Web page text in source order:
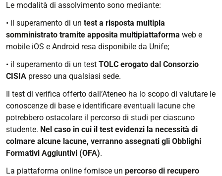
Le modalità di assolvimento sono mediante:
• il superamento di un test a risposta multipla
somministrato tramite apposita multipiattaforma web e
mobile iOS e Android resa disponibile da Unife;
• il superamento di un test TOLC erogato dal Consorzio
CISIA presso una qualsiasi sede.
Il test di verifica offerto dall’Ateneo ha lo scopo di valutare le
conoscenze di base e identificare eventuali lacune che
potrebbero ostacolare il percorso di studi per ciascuno
studente. Nel caso in cui il test evidenzi la necessità di
colmare alcune lacune, verranno assegnati gli Obblighi
Formativi Aggiuntivi (OFA).
La piattaforma online fornisce un percorso di recupero